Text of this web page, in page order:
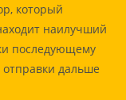
который
наилучший
последующему
дальше